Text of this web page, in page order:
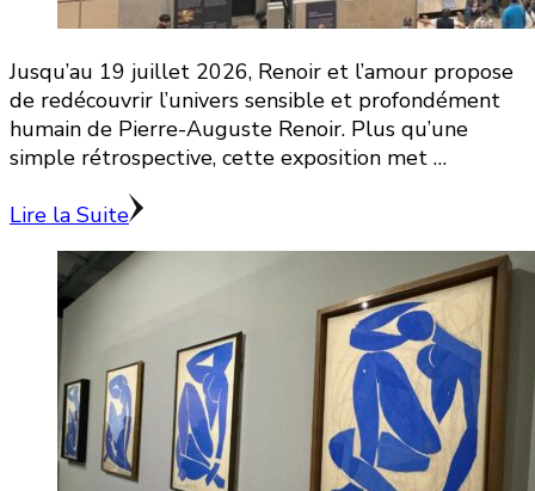
Jusqu’au 19 juillet 2026, Renoir et l’amour propose
de redécouvrir l’univers sensible et profondément
humain de Pierre-Auguste Renoir. Plus qu’une
simple rétrospective, cette exposition met …
Lire la Suite